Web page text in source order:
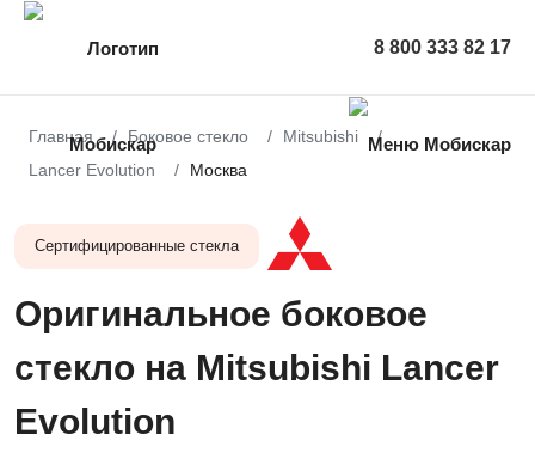
8 800 333 82 17
Главная Боковое стекло
Mitsubishi
Lancer Evolution
Москва
Сертифицированные стекла
Оригинальное боковое
стекло на Mitsubishi Lancer
Evolution